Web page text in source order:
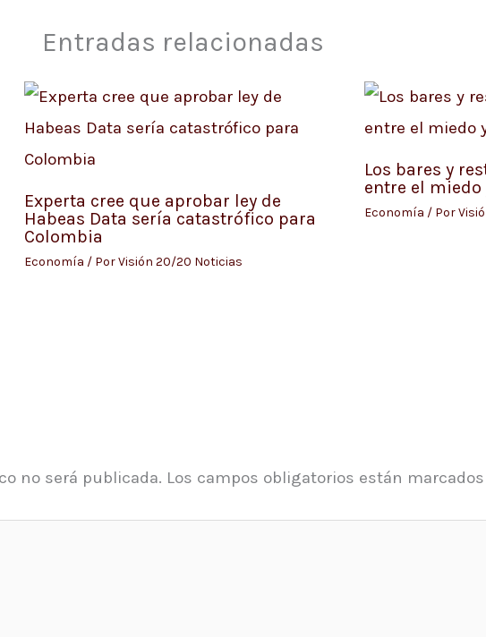
Entradas relacionadas
Experta cree que aprobar ley de
Habeas Data sería catastrófico para
Colombia
Economía / PorVisión 20/20 Noticias
Los bares y
entre el
Economía / Por
no será publicada. Los campos obligatorios están